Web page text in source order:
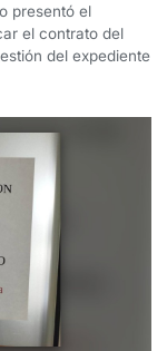
presentó el
el contrato del
del expediente